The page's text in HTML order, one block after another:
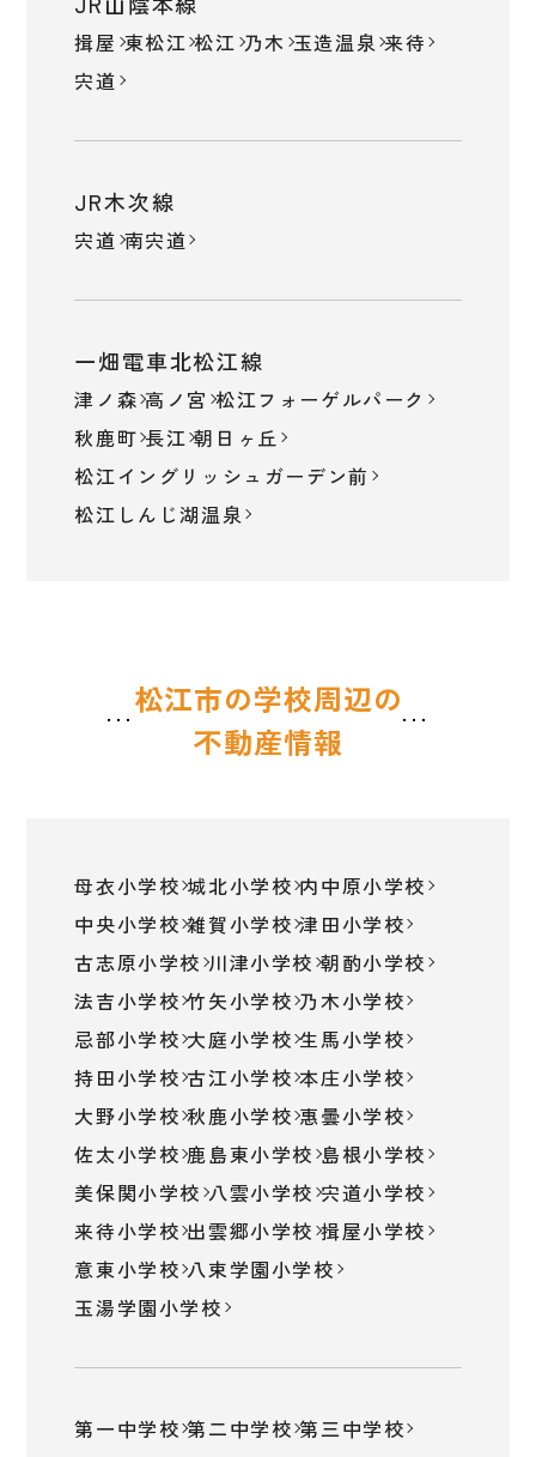
揖屋 東松江 松江 乃木 玉造温泉 来待
宍道
JR木次線
宍道 南宍道
一畑電車北松江線
津ノ森 高ノ宮 松江フォーゲルパーク
秋鹿町 長江 朝日ヶ丘
松江イングリッシュガーデン前
松江しんじ湖温泉
松江市の学校周辺の
不動産情報
母衣小学校 城北小学校 内中原小学校
中央小学校 雑賀小学校 津田小学校
古志原小学校 川津小学校 朝酌小学校
法吉小学校 竹矢小学校 乃木小学校
忌部小学校 大庭小学校 生馬小学校
持田小学校 古江小学校 本庄小学校
大野小学校 秋鹿小学校 惠曇小学校
佐太小学校 鹿島東小学校 島根小学校
美保関小学校 八雲小学校 宍道小学校
来待小学校 出雲郷小学校 揖屋小学校
意東小学校 八束学園小学校
玉湯学園小学校
第一中学校 第二中学校 第三中学校